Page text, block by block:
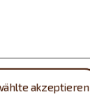
akzeptieren